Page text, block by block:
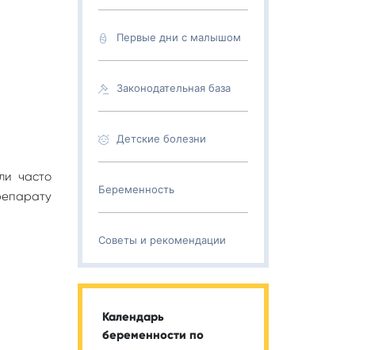
часто
Первые дни с малышом
Законодательная база
Детские болезни
Беременность
Советы и рекомендации
Календарь
беременности по